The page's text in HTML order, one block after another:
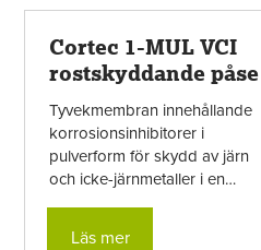
Cortec 1-MUL VCI
rostskyddande påse
Tyvekmembran innehållande
korrosionsinhibitorer i
pulverform för skydd av järn
och icke-järnmetaller i en
Läs mer